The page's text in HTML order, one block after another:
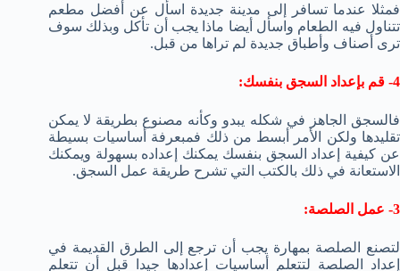
فمثلا عندما تسافر إلى مدينة جديدة اسأل عن أفضل مطعم
تتناول فيه الطعام واسأل أيضا ماذا يجب أن تأكل وبذلك سوف
ترى أصناف وأطباق جديدة لم تراها من قبل.
4- قم بإعداد السجق بنفسك:
فالسجق الجاهز في شكله يبدو وكأنه مصنوع بطريقة لا يمكن
تقليدها ولكن الأمر أبسط من ذلك فمبعرفة أساسيات بسيطة
عن كيفية إعداد السجق بنفسك يمكنك إعداده بسهولة ويمكنك
الاستعانة في ذلك بالكتب التي تشرح طريقة عمل السجق.
3- عمل الصلصة:
لتصنع الصلصة بمهارة يجب أن ترجع إلى الطرق القديمة في
إعداد الصلصة لتتعلم أساسيات إعدادها جيدا قبل أن تتعلم